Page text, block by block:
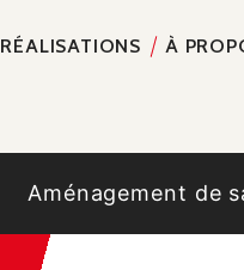
RÉALISATIONS À
Aménagement de